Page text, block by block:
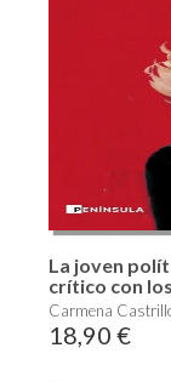
La joven
crítico con
Carmena
18,90 €